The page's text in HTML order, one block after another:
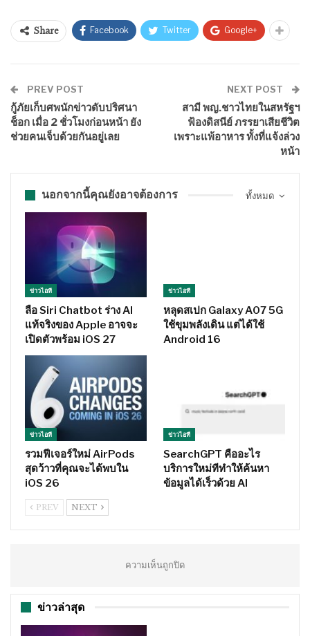
Share Facebook Twitter Google+
PREV POST
กู้ภัยเก็บศพนักข่าวดับปริศนา
ช็อก เมื่อ 2 ชั่วโมงก่อนหน้า ยัง
ช่วยคนเจ็บด้วยกันอยู่เลย
NEXT POST
สามี พญ.ชาวไทยในสหรัฐฯ
ฟ้องดิสนีย์ ภรรยาเสียชีวิต
เพราะแพ้อาหาร ทั้งที่แจ้งล่วง
หน้า
ทั้งหมด
นอกจากนี้คุณยังอาจต้องการ
ข่าวไอที
ลือ Siri Chatbot ร่าง AI
แท้จริงของ Apple อาจจะ
เปิดตัวพร้อม iOS 27
ข่าวไอที
หลุดสเปก Galaxy A07 5G
ใช้ขุมพลังเดิน แต่ได้ใช้
Android 16
ข่าวไอที
รวมฟีเจอร์ใหม่ AirPods
สุดว้าวที่คุณจะได้พบใน
iOS 26
ข่าวไอที
SearchGPT คืออะไร
บริการใหม่ทีทำให้ค้นหา
ข้อมูลได้เร็วด้วย AI
PREV NEXT
ความเห็นถูกปิด
ข่าวล่าสุด